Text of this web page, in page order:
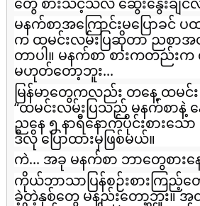
မနက်စာအကြောင်းမပြောခင်
က ထမင်းလမ်းပြဆိုတာ ညစာ
တာပါ။ မနက်စာ စားကတည်း
မဟုတ်တော့ဘူး...
မြန်မာတွေကလည်း တနေ့ ထမင်
“ထမင်းလမ်းပြသည် မနက်စာ
ညနေ ၅ နာရီနောက်ပိုင်းစား
ဒီလို ပြောထားမှဖြစ်မယ်။
ကဲ... အခု မနက်စာ ဘာတွေစား
ကိုယ်ဘာသာပြန်စဉ်းစားကြည့်
ခဲ့တဲ့နှစ်တွေ မနည်းတော့ဘူး။